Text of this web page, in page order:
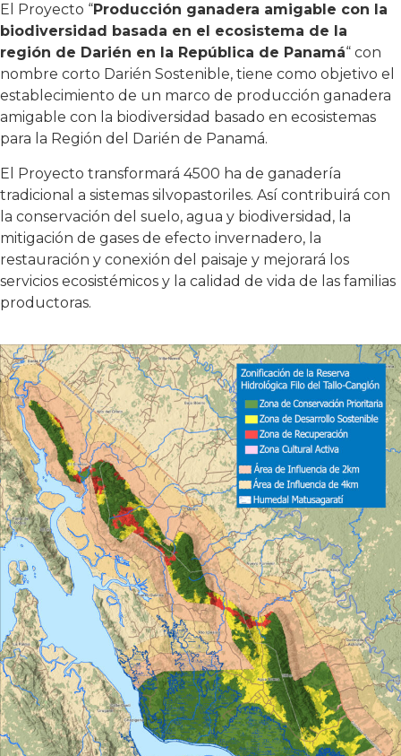
El Proyecto “Producción ganadera amigable con la
biodiversidad basada en el ecosistema de la
región de Darién en la República de Panamá“ con
nombre corto Darién Sostenible, tiene como objetivo el
establecimiento de un marco de producción ganadera
amigable con la biodiversidad basado en ecosistemas
para la Región del Darién de Panamá.
El Proyecto transformará 4500 ha de ganadería
tradicional a sistemas silvopastoriles. Así contribuirá con
la conservación del suelo, agua y biodiversidad, la
mitigación de gases de efecto invernadero, la
restauración y conexión del paisaje y mejorará los
servicios ecosistémicos y la calidad de vida de las familias
productoras.